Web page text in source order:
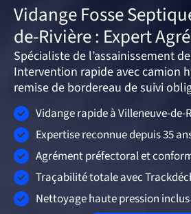
Vidange Fosse
de-Rivière : Expert
Spécialiste de l’assainissement
Intervention rapide avec camion
remise de bordereau de suivi
Vidange rapide à Villeneuve-de-
Expertise reconnue depuis 35
Agrément préfectoral et
Traçabilité totale avec
Nettoyage haute pression inclus